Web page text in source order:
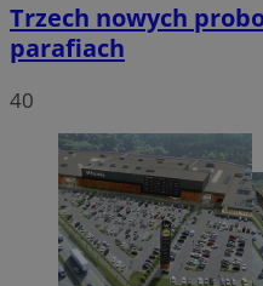
Trzech nowych
parafiach
40